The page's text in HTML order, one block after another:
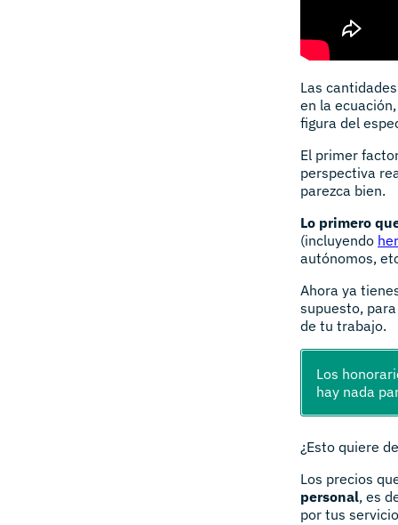
Las
en la
figura del
El primer
perspectiva
parezca bien.
Lo primero
(incluyendo
autónomos,
Ahora ya
supuesto,
de tu trabajo.
Los
hay nada
¿Esto quiere
Los precios
personal, es
por tus